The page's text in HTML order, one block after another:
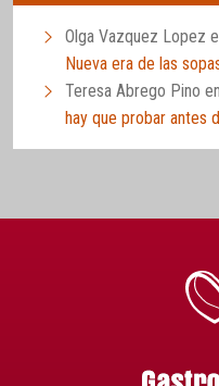
Olga Vazquez Lopez
Nueva era de las
Teresa Abrego Pino en
hay que probar antes